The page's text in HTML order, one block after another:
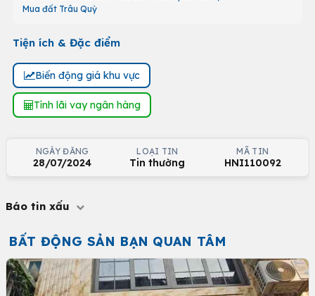
Mua đất Trâu Quỳ
Tiện ích & Đặc điểm
Biến động giá khu vực
Tính lãi vay ngân hàng
NGÀY ĐĂNG
28/07/2024
LOẠI TIN
Tin thường
MÃ TIN
HNI110092
Báo tin xấu
BẤT ĐỘNG SẢN BẠN QUAN TÂM